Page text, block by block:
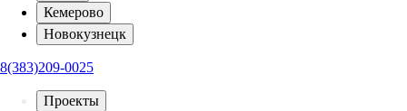
Кемерово
Новокузнецк
8(383)209-0025
Проекты